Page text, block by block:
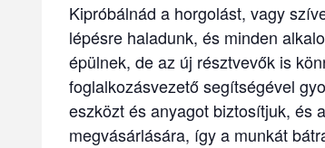
Kipróbálnád a horgolást, vagy
lépésre haladunk, és minden
épülnek, de az új résztvevők is
foglalkozásvezető segítségével
eszközt és anyagot biztosítjuk, és
megvásárlására, így a munkát